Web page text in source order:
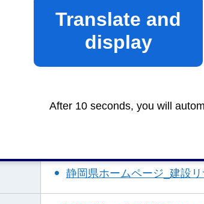
Translate and
display
After 10 seconds, you will
なお、土日祝日及び年末年始
静岡県ホームページ_建設